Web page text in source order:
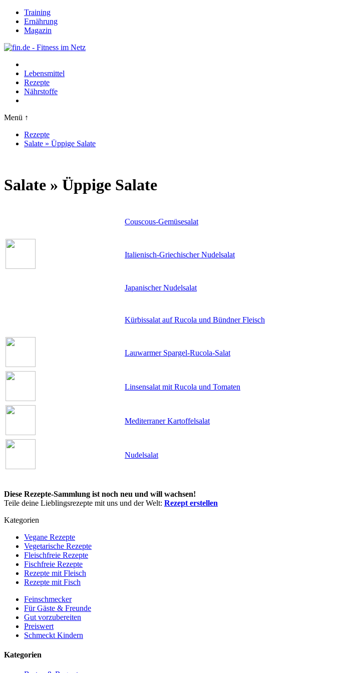
Training
Ernährung
Magazin
Lebensmittel
Rezepte
Nährstoffe
Menü ↑
Rezepte
Salate » Üppige Salate
Salate » Üppige Salate
Couscous-Gemüsesalat
Italienisch-Griechischer Nudelsalat
Japanischer Nudelsalat
Kürbissalat auf Rucola und Bündner Fleisch
Lauwarmer Spargel-Rucola-Salat
Linsensalat mit Rucola und Tomaten
Mediterraner Kartoffelsalat
Nudelsalat
Diese Rezepte-Sammlung ist noch neu und will wachsen!
Teile deine Lieblingsrezepte mit uns und der Welt: Rezept erstellen
Kategorien
Vegane Rezepte
Vegetarische Rezepte
Fleischfreie Rezepte
Fischfreie Rezepte
Rezepte mit Fleisch
Rezepte mit Fisch
Feinschmecker
Für Gäste & Freunde
Gut vorzubereiten
Preiswert
Schmeckt Kindern
Kategorien